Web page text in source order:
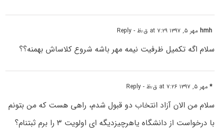
hmhمهر ۵, ۱۳۹۷ at ۷:۲۹ ق٫ظ - Reply
سلام اگه تکمیل ظرفیت نیمه مهر باشه شروع کلاساش بهمنه؟؟
*مهر ۵, ۱۳۹۷ at ۷:۲۶ ق٫ظ - Reply
سلام من الان آزاد انتخاب دو قبول شدم، راهی هست که من بتونم
با درخواست از دانشگاه یاهرچیزدیگه ای اولویت ۳ را برم ثبتنام؟